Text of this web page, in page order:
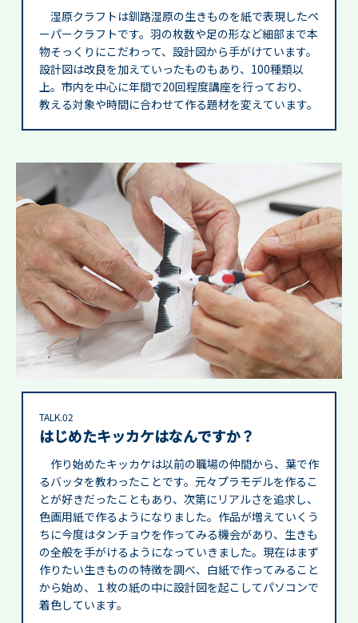
湿原クラフトは釧路湿原の生きものを紙で表現したペ
ーパークラフトです。羽の枚数や足の形など細部まで本
物そっくりにこだわって、設計図から手がけています。
設計図は改良を加えていったものもあり、100種類以
上。市内を中心に年間で20回程度講座を行っており、
教える対象や時間に合わせて作る題材を変えています。
TALK.02
はじめたキッカケはなんですか？
作り始めたキッカケは以前の職場の仲間から、葉で作
るバッタを教わったことです。元々プラモデルを作るこ
とが好きだったこともあり、次第にリアルさを追求し、
色画用紙で作るようになりました。作品が増えていくう
ちに今度はタンチョウを作ってみる機会があり、生きも
の全般を手がけるようになっていきました。現在はまず
作りたい生きものの特徴を調べ、白紙で作ってみること
から始め、１枚の紙の中に設計図を起こしてパソコンで
着色しています。